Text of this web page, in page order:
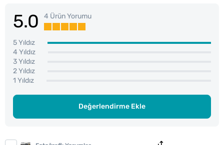
5.0 4 Ürün Yorumu
5 Yıldız
4 Yıldız
3 Yıldız
2 Yıldız
1 Yıldız
Değerlendirme Ekle